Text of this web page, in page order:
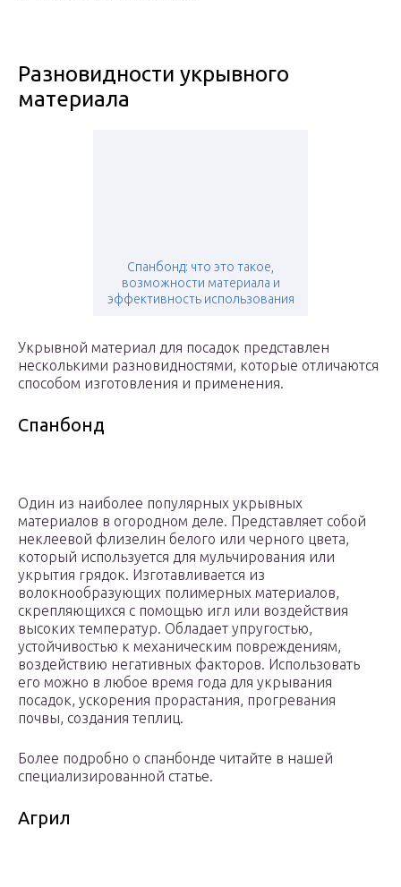
Разновидности укрывного
материала
Спанбонд: что это такое,
возможности материала и
эффективность использования
Укрывной материал для посадок представлен
несколькими разновидностями, которые отличаются
способом изготовления и применения.
Спанбонд
Один из наиболее популярных укрывных
материалов в огородном деле. Представляет собой
неклеевой флизелин белого или черного цвета,
который используется для мульчирования или
укрытия грядок. Изготавливается из
волокнообразующих полимерных материалов,
скрепляющихся с помощью игл или воздействия
высоких температур. Обладает упругостью,
устойчивостью к механическим повреждениям,
воздействию негативных факторов. Использовать
его можно в любое время года для укрывания
посадок, ускорения прорастания, прогревания
почвы, создания теплиц.
Более подробно о спанбонде читайте в нашей
специализированной статье.
Агрил